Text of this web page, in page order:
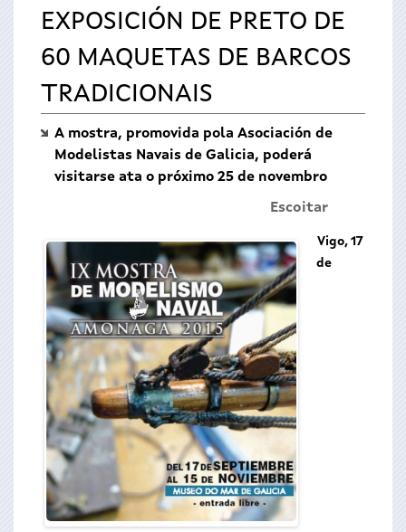
EXPOSICIÓN DE PRETO DE
60 MAQUETAS DE BARCOS
TRADICIONAIS
A mostra, promovida pola Asociación de
Modelistas Navais de Galicia, poderá
visitarse ata o próximo 25 de novembro
Escoitar
Vigo, 17
de